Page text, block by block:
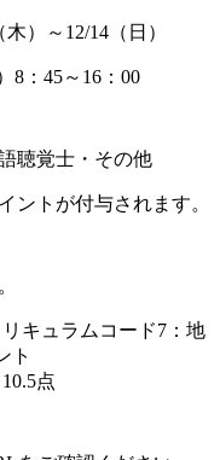
）～12/14（日）
8：45～16：00
聴覚士・その他
ントが付与されます。
キュラムコード7：地
ト
点